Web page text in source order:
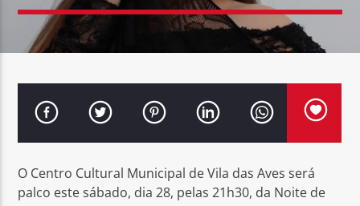
A SAUDADE
O Centro Cultural Municipal de Vila das Aves será
palco este sábado, dia 28, pelas 21h30, da Noite de